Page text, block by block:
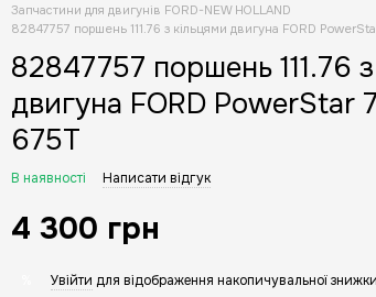
Запчастини для двигунів FORD-NEW HOLLAND
82847757 поршень 111.76 з кільцями двигуна FORD
82847757 поршень 111.76
двигуна FORD PowerStar
675T
В наявності Написати відгук
4 300 грн
Увійти для відображення накопичувальної знижки